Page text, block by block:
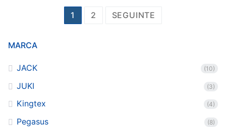
Paginação
conteúdos
1 2 SEGUINTE
MARCA
JACK (10)
JUKI (3)
Kingtex (4)
Pegasus (8)